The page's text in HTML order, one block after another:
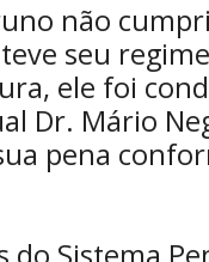
não
seu
ele foi
Dr. Mário
pena